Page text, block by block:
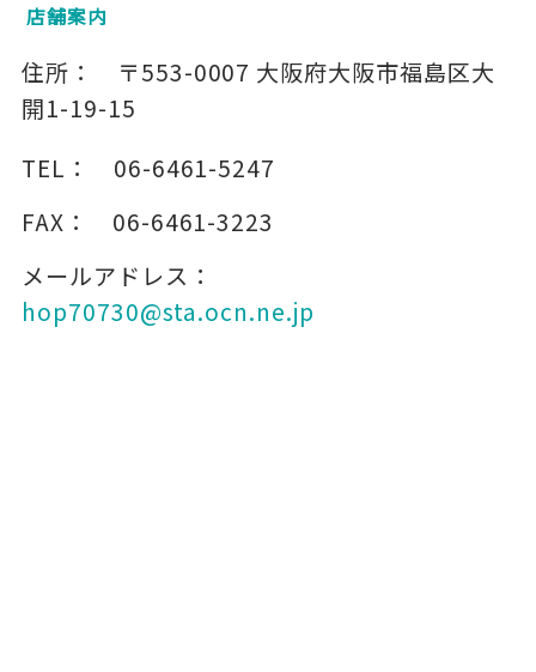
店舗案内
住所： 〒553-0007 大阪府大阪市福島区大
開1-19-15
TEL：
06-6461-5247
FAX：
06-6461-3223
メールアドレス：
hop70730@sta.ocn.ne.jp